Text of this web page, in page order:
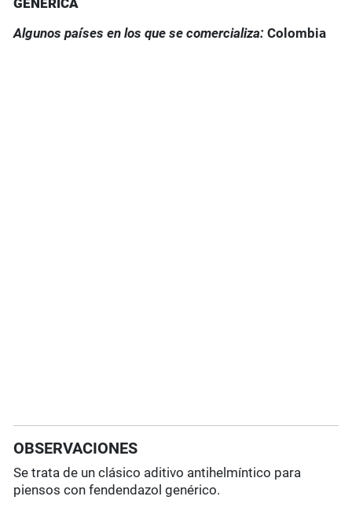
GENÉRICA
Algunos países en los que se comercializa: Colombia
OBSERVACIONES
Se trata de un clásico aditivo antihelmíntico para
piensos con fendendazol genérico.